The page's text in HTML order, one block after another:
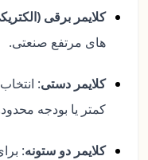
کلایمر برقی
های مرتفع صنعتی.
کلایمر دستی:
کمتر یا بودجه
کلایمر دو ستونه: